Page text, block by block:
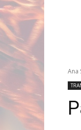
Ana